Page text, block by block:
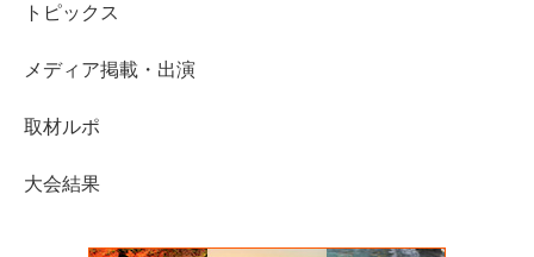
トピックス
メディア掲載・出演
取材ルポ
大会結果